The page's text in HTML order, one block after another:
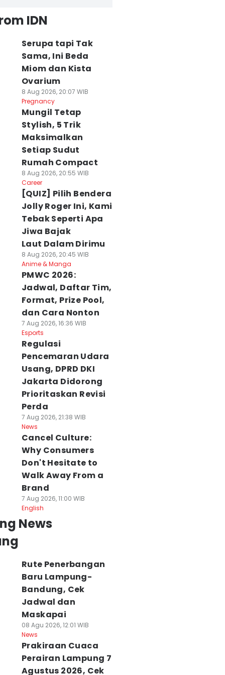
IDN
Serupa tapi Tak
Sama, Ini Beda
Miom dan Kista
Ovarium
8 Aug 2026, 20:07 WIB
Pregnancy
Mungil Tetap
Stylish, 5 Trik
Maksimalkan
Setiap Sudut
Rumah Compact
8 Aug 2026, 20:55 WIB
Career
[QUIZ] Pilih Bendera
Jolly Roger Ini, Kami
Tebak Seperti Apa
Jiwa Bajak
Laut Dalam Dirimu
8 Aug 2026, 20:45 WIB
Anime & Manga
PMWC 2026:
Jadwal, Daftar Tim,
Format, Prize Pool,
dan Cara Nonton
7 Aug 2026, 16:36 WIB
Esports
Regulasi
Pencemaran Udara
Usang, DPRD DKI
Jakarta Didorong
Prioritaskan Revisi
Perda
7 Aug 2026, 21:38 WIB
News
Cancel Culture:
Why Consumers
Don't Hesitate to
Walk Away From a
Brand
7 Aug 2026, 11:00 WIB
English
News
Rute Penerbangan
Baru Lampung-
Bandung, Cek
Jadwal dan
Maskapai
08 Agu 2026, 12:01 WIB
News
Prakiraan Cuaca
Perairan Lampung 7
Agustus 2026, Cek